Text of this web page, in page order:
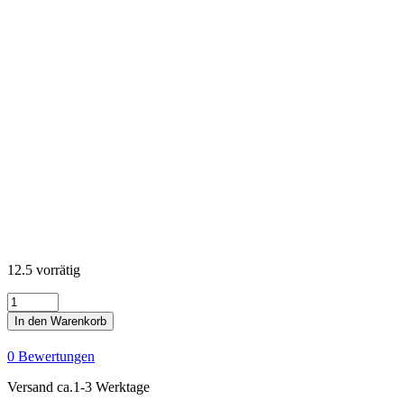
12.5 vorrätig
KONA
Cotton
Solids
-
Valentine
Menge
In den Warenkorb
0 Bewertungen
Versand ca.1-3 Werktage